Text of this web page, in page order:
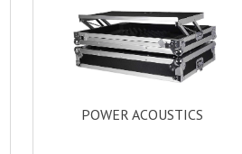
POWER ACOUSTICS